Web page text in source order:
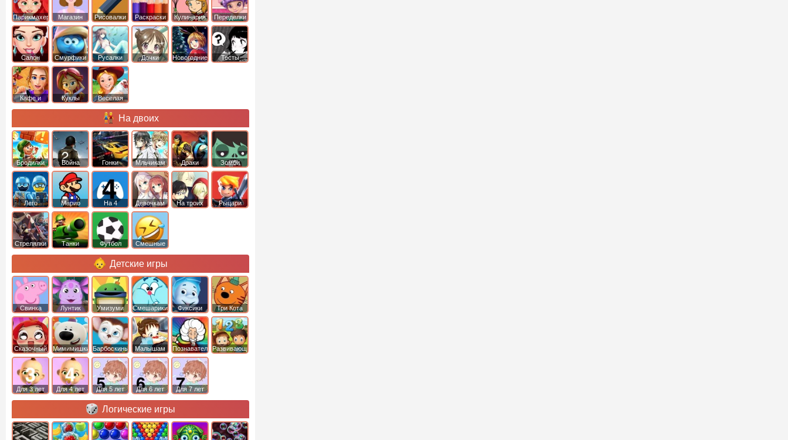
Парикмахер Магазин Рисовалки Раскраски Кулинария Переделки
Салон Смурфики Русалки Дочки Новогодние Тесты
Кафе и
Куклы
Веселая
На двоих
Бродилки Война Гонки Мльчикам Драки Зомби
Лего Марио На 4 Девочкам На троих Рыцари
Стрелялки Танки Футбол Смешные
Детские игры
Свинка
Пеппа
Лунтик Умизуми Смешарики Фиксики Три Кота
Сказочный
патруль
Мимимишки Барбоскины Малышам ПознавательныеРазвивающие
Для 3 лет Для 4 лет Для 5 лет Для 6 лет Для 7 лет
Логические игры